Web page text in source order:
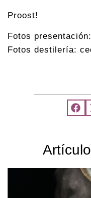
Proost!
Fotos presentación:
Fotos destilería: